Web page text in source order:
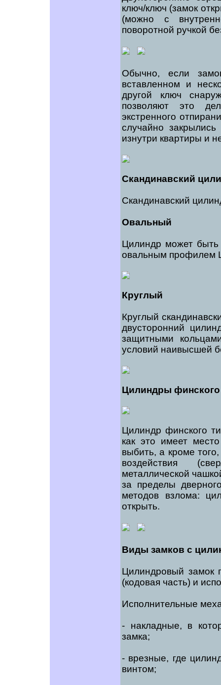
ключ/ключ (замок
(можно с
поворотной ручкой
Обычно, если
вставленном и
другой ключ
позволяют это
экстренного
случайно
изнутри квартиры и
Скандинавский
Скандинавский
Овальный
Цилиндр может быть
овальным профилем
Круглый
Круглый
двусторонний
защитными
условий наивысшей
Цилиндры финского
Цилиндр финского
как это имеет
выбить, а кроме
воздействия
металлической
за пределы
методов взлома:
открыть.
Виды замков с
Цилиндровый замок
(кодовая часть) и
Исполнительные
- накладные, в
замка;
- врезные, где
винтом;